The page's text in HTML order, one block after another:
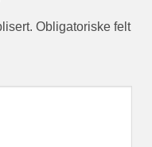
Obligatoriske felt